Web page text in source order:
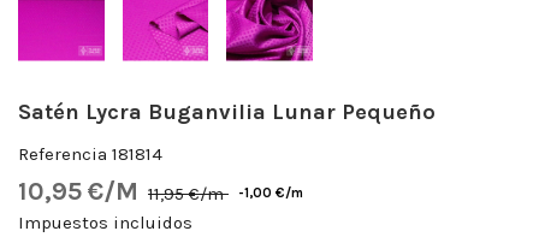
Satén Lycra Buganvilia Lunar Pequeño
Referencia 181814
10,95 €/M 11,95 €/m -1,00 €/m
Impuestos incluidos